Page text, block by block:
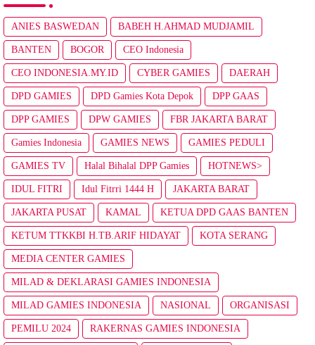
ANIES BASWEDAN BABEH H.AHMAD MUDJAMIL
BANTEN BOGOR CEO Indonesia
CEO INDONESIA.MY.ID CYBER GAMIES DAERAH
DPD GAMIES DPD Gamies Kota Depok DPP GAAS
DPP GAMIES DPW GAMIES FBR JAKARTA BARAT
Gamies Indonesia GAMIES NEWS GAMIES PEDULI
GAMIES TV Halal Bihalal DPP Gamies HOTNEWS>
IDUL FITRI Idul Fitrri 1444 H JAKARTA BARAT
JAKARTA PUSAT KAMAL KETUA DPD GAAS BANTEN
KETUM TTKKBI H.TB.ARIF HIDAYAT KOTA SERANG
MEDIA CENTER GAMIES
MILAD & DEKLARASI GAMIES INDONESIA
MILAD GAMIES INDONESIA NASIONAL ORGANISASI
PEMILU 2024 RAKERNAS GAMIES INDONESIA